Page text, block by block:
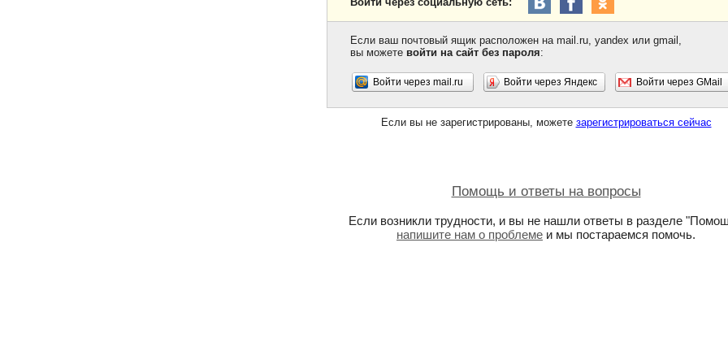
Если ваш почтовый ящик расположен на mail.ru, yandex или gmail,
вы можете войти на сайт без пароля:
Войти через mail.ru Войти через Яндекс Войти через GMail
Если вы не зарегистрированы, можете зарегистрироваться сейчас
Помощь и ответы на вопросы
Если возникли трудности, и вы не нашли ответы в разделе
напишите нам о проблеме и мы постараемся помочь.